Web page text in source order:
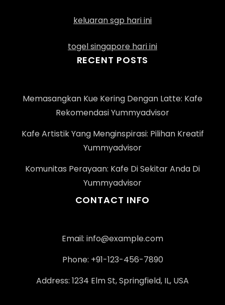
keluaran sgp hari ini
togel singapore hari ini
RECENT POSTS
Memasangkan Kue Kering Dengan Latte: Kafe
Rekomendasi Yummyadvisor
Kafe Artistik Yang Menginspirasi: Pilihan Kreatif
Yummyadvisor
Komunitas Perayaan: Kafe Di Sekitar Anda Di
Yummyadvisor
CONTACT INFO
Email: info@example.com
Phone: +91-123-456-7890
Address: 1234 Elm St, Springfield, IL, USA